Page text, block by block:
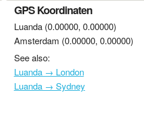
GPS Koordinaten
Luanda (0.00000, 0.00000)
Amsterdam (0.00000, 0.00000)
See also:
Luanda → London
Luanda → Sydney